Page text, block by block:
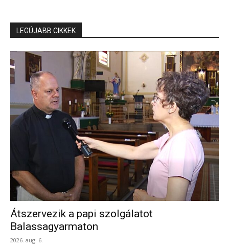
LEGÚJABB CIKKEK
Átszervezik a papi szolgálatot
Balassagyarmaton
2026. aug. 6.